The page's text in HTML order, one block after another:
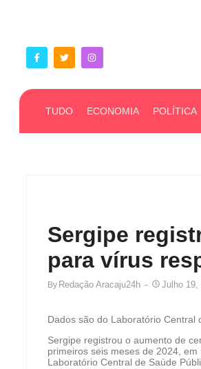
TUDO ECONOMIA POLÍTICA
Sergipe
para vírus
By Redação Aracaju24h Julho 19,
Dados são do Laboratório Central
Sergipe registrou o aumento de
primeiros seis meses de 2024,
Laboratório Central de Saúde